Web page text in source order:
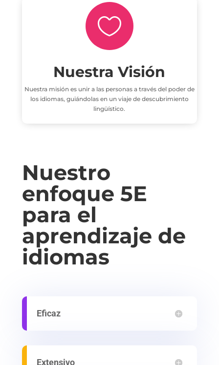

Nuestra Visión
Nuestra misión es unir a las personas a través del poder de
los idiomas, guiándolas en un viaje de descubrimiento
lingüístico.
Nuestro
enfoque 5E
para el
aprendizaje de
idiomas
Eficaz
Extensivo